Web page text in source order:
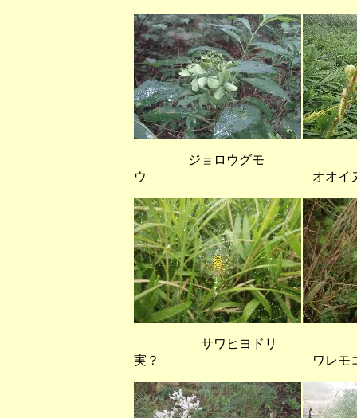
ジョロウグモ
ウ オオイヌタ
サワヒヨドリ
実？ ワレモコ